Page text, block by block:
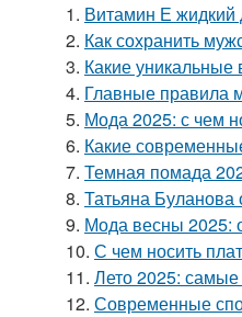
1. Витамин Е жидкий
2. Как сохранить
3. Какие уникальные
4. Главные правила
5. Мода 2025: с чем
6. Какие
7. Темная помада
8. Татьяна Буланова
9. Мода весны 2025:
10. С чем носить
11. Лето 2025:
12. Современные